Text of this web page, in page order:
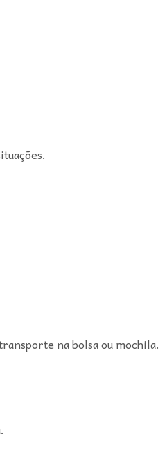
na bolsa ou mochila.